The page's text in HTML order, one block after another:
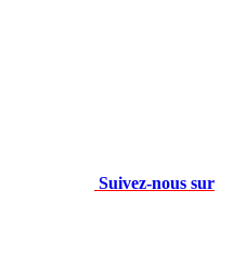
Suivez-nous sur